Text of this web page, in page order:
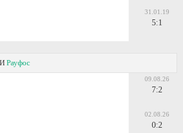
31.01.19
5:1
Рауфос
09.08.26
7:2
02.08.26
0:2